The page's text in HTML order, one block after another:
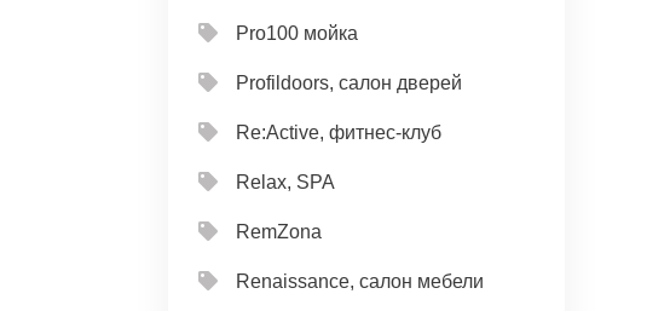
Pro100 мойка
Profildoors, салон дверей
Re:Active, фитнес-клуб
Relax, SPA
RemZona
Renaissance, салон мебели